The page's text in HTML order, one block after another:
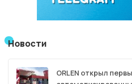
Новости
ORLEN открыл